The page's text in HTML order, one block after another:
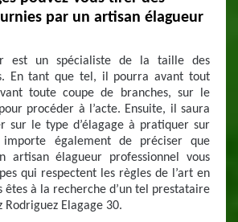
par un artisan élagueur
est un spécialiste de la taille des
En tant que tel, il pourra avant tout
toute coupe de branches, sur le
procéder à l’acte. Ensuite, il saura
sur le type d’élagage à pratiquer sur
également de préciser que
artisan élagueur professionnel vous
qui respectent les règles de l’art en
êtes à la recherche d’un tel prestataire
Rodriguez Elagage 30.